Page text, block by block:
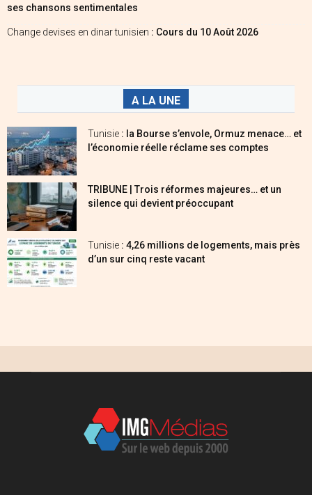
ses chansons sentimentales
Change devises en dinar tunisien : Cours du 10 Août 2026
A LA UNE
Tunisie : la Bourse s’envole, Ormuz menace… et
l’économie réelle réclame ses comptes
TRIBUNE | Trois réformes majeures… et un
silence qui devient préoccupant
Tunisie : 4,26 millions de logements, mais près
d’un sur cinq reste vacant